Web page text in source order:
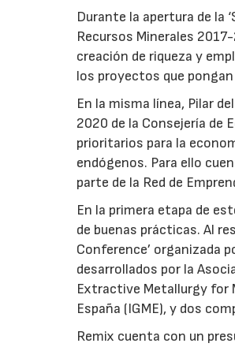
Durante la apertura de la
Recursos Minerales
creación de riqueza y
los proyectos que
En la misma línea, Pilar
2020 de la Consejería de
prioritarios para la
endógenos. Para ello
parte de la Red de
En la primera etapa de
de buenas prácticas. Al
Conference’ organizada
desarrollados por la
Extractive Metallurgy for
España (IGME), y dos
Remix cuenta con un